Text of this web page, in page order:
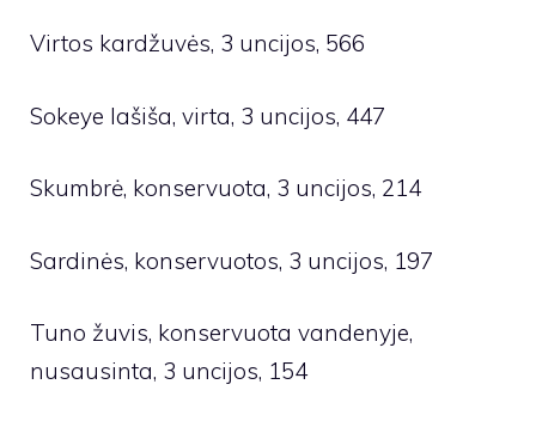
Virtos kardžuvės, 3 uncijos, 566
Sokeye lašiša, virta, 3 uncijos, 447
Skumbrė, konservuota, 3 uncijos, 214
Sardinės, konservuotos, 3 uncijos, 197
Tuno žuvis, konservuota vandenyje,
nusausinta, 3 uncijos, 154